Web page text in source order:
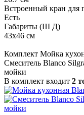
Встроенный кран для
Есть
Габариты (Ш Д)
43x46 см
Комплект Мойка
Смеситель Blanco
мойки
В комплект входит 2